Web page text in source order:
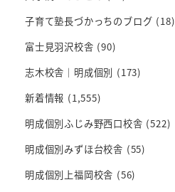
子育て塾長づかっちのブログ (18)
富士見羽沢校舎 (90)
志木校舎｜明成個別 (173)
新着情報 (1,555)
明成個別ふじみ野西口校舎 (522)
明成個別みずほ台校舎 (55)
明成個別上福岡校舎 (56)